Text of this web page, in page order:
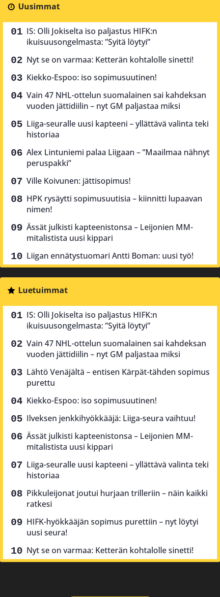
Uusimmat
IS: Olli Jokiselta iso paljastus HIFK:n
ikuisuusongelmasta: ”Syitä löytyi”
Nyt se on varmaa: Ketterän kohtalolle sinetti!
Kiekko-Espoo: iso sopimusuutinen!
Vain 47 NHL-ottelun suomalainen sai kahdeksan
vuoden jättidiilin – nyt GM paljastaa miksi
Liiga-seuralle uusi kapteeni – yllättävä valinta teki
historiaa
Alex Lintuniemi palaa Liigaan – ”Maailmaa nähnyt
peruspakki”
Ville Koivunen: jättisopimus!
HPK rysäytti sopimusuutisia – kiinnitti lupaavan
nimen!
Ässät julkisti kapteenistonsa – Leijonien MM-
mitalistista uusi kippari
Liigan ennätystuomari Antti Boman: uusi työ!
Luetuimmat
IS: Olli Jokiselta iso paljastus HIFK:n
ikuisuusongelmasta: ”Syitä löytyi”
Vain 47 NHL-ottelun suomalainen sai kahdeksan
vuoden jättidiilin – nyt GM paljastaa miksi
Lähtö Venäjältä – entisen Kärpät-tähden sopimus
purettu
Kiekko-Espoo: iso sopimusuutinen!
Ilveksen jenkkihyökkääjä: Liiga-seura vaihtuu!
Ässät julkisti kapteenistonsa – Leijonien MM-
mitalistista uusi kippari
Liiga-seuralle uusi kapteeni – yllättävä valinta teki
historiaa
Pikkuleijonat joutui hurjaan trilleriin – näin kaikki
ratkesi
HIFK-hyökkääjän sopimus purettiin – nyt löytyi
uusi seura!
Nyt se on varmaa: Ketterän kohtalolle sinetti!